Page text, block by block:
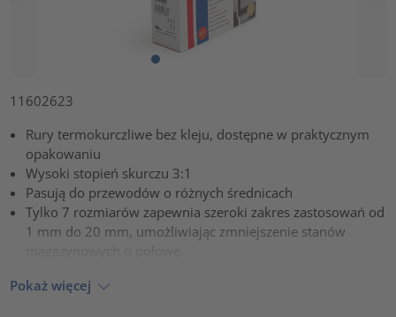
11602623
Rury termokurczliwe bez kleju, dostępne w praktycznym
opakowaniu
Wysoki stopień skurczu 3:1
Pasują do przewodów o różnych średnicach
Tylko 7 rozmiarów zapewnia szeroki zakres zastosowań od
1 mm do 20 mm, umożliwiając zmniejszenie stanów
Pokaż więcej